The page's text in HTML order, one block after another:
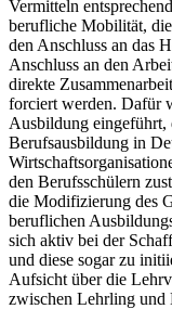
Vermitteln
berufliche Mobilität,
den Anschluss an das
Anschluss an den
direkte
forciert werden. Dafür
Ausbildung eingeführt,
Berufsausbildung in
den Berufsschülern
die Modifizierung des
beruflichen
sich aktiv bei der
und diese sogar zu
Aufsicht über die
zwischen Lehrling und